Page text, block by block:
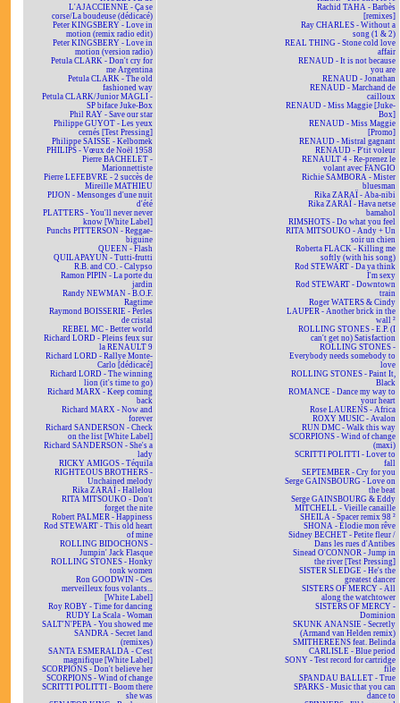
L'AJACCIENNE - Ça se
corse/La boudeuse (dédicacé)
Peter KINGSBERY - Love in
motion (remix radio edit)
Peter KINGSBERY - Love in
motion (version radio)
Petula CLARK - Don't cry for
me Argentina
Petula CLARK - The old
fashioned way
Petula CLARK/Junior MAGLI -
SP biface Juke-Box
Phil RAY - Save our star
Philippe GUYOT - Les yeux
cernés [Test Pressing]
Philippe SAISSE - Kelbomek
PHILIPS - Vœux de Noël 1958
Pierre BACHELET -
Marionnettiste
Pierre LEFEBVRE - 2 succès de
Mireille MATHIEU
PIJON - Mensonges d'une nuit
d'été
PLATTERS - You'll never never
know [White Label]
Punchs PITTERSON - Reggae-
biguine
QUEEN - Flash
QUILAPAYUN - Tutti-frutti
R.B. and CO. - Calypso
Ramon PIPIN - La porte du
jardin
Randy NEWMAN - B.O.F.
Ragtime
Raymond BOISSERIE - Perles
de cristal
REBEL MC - Better world
Richard LORD - Pleins feux sur
la RENAULT 9
Richard LORD - Rallye Monte-
Carlo [dédicacé]
Richard LORD - The winning
lion (it's time to go)
Richard MARX - Keep coming
back
Richard MARX - Now and
forever
Richard SANDERSON - Check
on the list [White Label]
Richard SANDERSON - She's a
lady
RICKY AMIGOS - Téquila
RIGHTEOUS BROTHERS -
Unchained melody
Rika ZARAÏ - Hallelou
RITA MITSOUKO - Don't
forget the nite
Robert PALMER - Happiness
Rod STEWART - This old heart
of mine
ROLLING BIDOCHONS -
Jumpin' Jack Flasque
ROLLING STONES - Honky
tonk women
Ron GOODWIN - Ces
merveilleux fous volants...
[White Label]
Roy ROBY - Time for dancing
RUDY La Scala - Woman
SALT'N'PEPA - You showed me
SANDRA - Secret land
(remixes)
SANTA ESMERALDA - C'est
magnifique [White Label]
SCORPIONS - Don't believe her
SCORPIONS - Wind of change
SCRITTI POLITTI - Boom there
she was
Rachid TAHA - Barbès
[remixes]
Ray CHARLES - Without a
song (1 & 2)
REAL THING - Stone cold love
affair
RENAUD - It is not because
you are
RENAUD - Jonathan
RENAUD - Marchand de
cailloux
RENAUD - Miss Maggie [Juke-
Box]
RENAUD - Miss Maggie
[Promo]
RENAUD - Mistral gagnant
RENAUD - P'tit voleur
RENAULT 4 - Re-prenez le
volant avec FANGIO
Richie SAMBORA - Mister
bluesman
Rika ZARAÏ - Aba-nibi
Rika ZARAÏ - Hava netse
bamahol
RIMSHOTS - Do what you feel
RITA MITSOUKO - Andy + Un
soir un chien
Roberta FLACK - Killing me
softly (with his song)
Rod STEWART - Da ya think
I'm sexy
Rod STEWART - Downtown
train
Roger WATERS & Cindy
LAUPER - Another brick in the
wall ²
ROLLING STONES - E.P. (I
can't get no) Satisfaction
ROLLING STONES -
Everybody needs somebody to
love
ROLLING STONES - Paint It,
Black
ROMANCE - Dance my way to
your heart
Rose LAURENS - Africa
ROXY MUSIC - Avalon
RUN DMC - Walk this way
SCORPIONS - Wind of change
(maxi)
SCRITTI POLITTI - Lover to
fall
SEPTEMBER - Cry for you
Serge GAINSBOURG - Love on
the beat
Serge GAINSBOURG & Eddy
MITCHELL - Vieille canaille
SHEILA - Spacer remix 98 ²
SHONA - Elodie mon rêve
Sidney BECHET - Petite fleur /
Dans les rues d'Antibes
Sinead O'CONNOR - Jump in
the river [Test Pressing]
SISTER SLEDGE - He's the
greatest dancer
SISTERS OF MERCY - All
along the watchtower
SISTERS OF MERCY -
Dominion
SKUNK ANANSIE - Secretly
(Armand van Helden remix)
SMITHEREENS feat. Belinda
CARLISLE - Blue period
SONY - Test record for cartridge
file
SPANDAU BALLET - True
SPARKS - Music that you can
dance to